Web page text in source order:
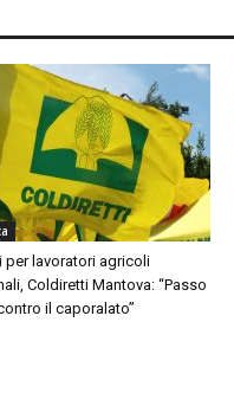
per lavoratori agricoli
Coldiretti Mantova: “Passo
il caporalato”